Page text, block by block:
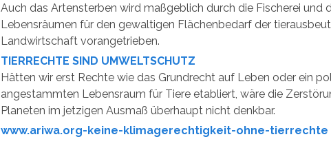
Auch das Artensterben wird maßgeblich durch die Fischerei und
Lebensräumen für den gewaltigen Flächenbedarf der
Landwirtschaft vorangetrieben.
TIERRECHTE SIND UMWELTSCHUTZ
Hätten wir erst Rechte wie das Grundrecht auf Leben oder ein
angestammten Lebensraum für Tiere etabliert, wäre die
Planeten im jetzigen Ausmaß überhaupt nicht denkbar.
www.ariwa.org-keine-klimagerechtigkeit-ohne-tierrechte